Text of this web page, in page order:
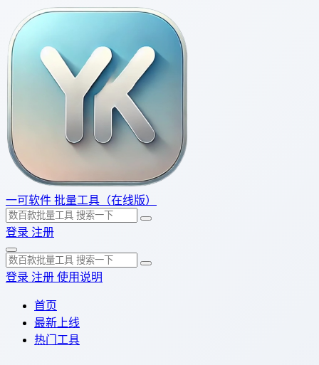
一可软件 批量工具（在线版）
登录 注册
登录 注册 使用说明
首页
最新上线
热门工具